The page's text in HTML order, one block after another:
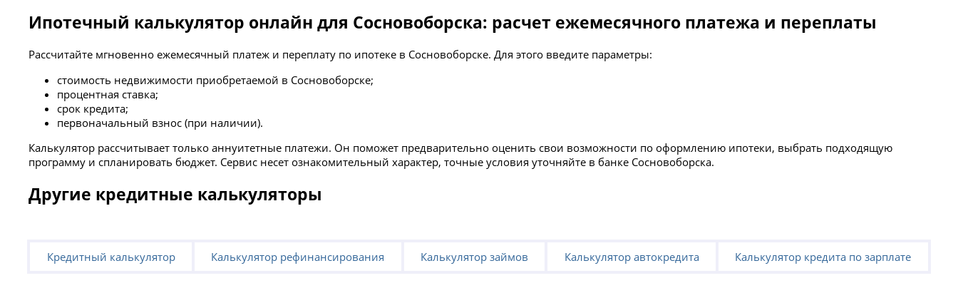
Ипотечный калькулятор онлайн для Сосновоборска: расчет ежемесячного платежа и переплаты
Рассчитайте мгновенно ежемесячный платеж и переплату по ипотеке в Сосновоборске. Для этого введите параметры:
стоимость недвижимости приобретаемой в Сосновоборске;
процентная ставка;
срок кредита;
первоначальный взнос (при наличии).
Калькулятор рассчитывает только аннуитетные платежи. Он поможет предварительно оценить свои возможности по оформлению ипотеки, выбрать подходящую
программу и спланировать бюджет. Сервис несет ознакомительный характер, точные условия уточняйте в банке Сосновоборска.
Другие кредитные калькуляторы
Кредитный калькулятор Калькулятор рефинансирования Калькулятор займов Калькулятор автокредита Калькулятор кредита по зарплате